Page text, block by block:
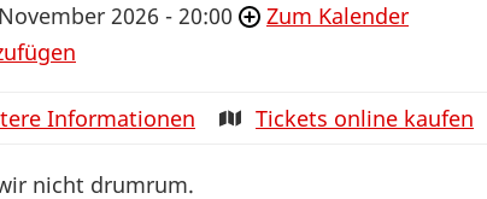
2026 - 20:00
Zum Kalender
Informationen Tickets online kaufen
nicht drumrum.